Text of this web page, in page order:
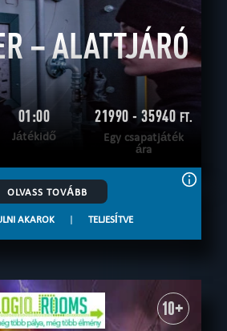
– ALATTJÁRÓ
01:00
Játékidő
21990 - 35940 FT.
Egy csapatjáték
ára
OLVASS TOVÁBB
AKAROK | TELJESÍTVE
10+